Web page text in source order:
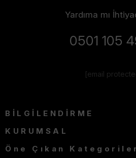
Yardıma mı
0501 105
[email
BİLGİLENDİRME
KURUMSAL
Öne Çıkan Kategoriler